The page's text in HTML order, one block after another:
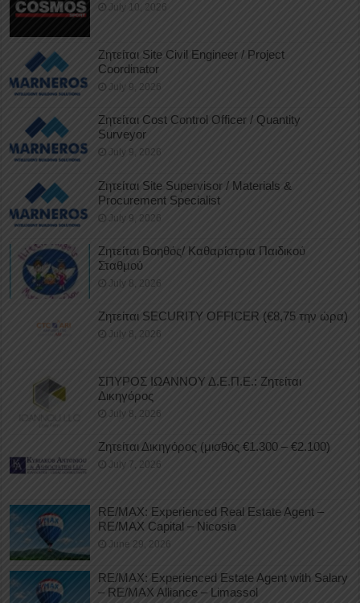
July 10, 2026
Ζητείται Site Civil Engineer / Project
Coordinator
July 9, 2026
Ζητείται Cost Control Officer / Quantity
Surveyor
July 9, 2026
Ζητείται Site Supervisor / Materials &
Procurement Specialist
July 9, 2026
Ζητείται Βοηθός/ Καθαρίστρια Παιδικού
Σταθμού
July 8, 2026
Ζητείται SECURITY OFFICER (€8,75 την ώρα)
July 8, 2026
ΣΠΥΡΟΣ ΙΩΑΝΝΟΥ Δ.Ε.Π.Ε.: Ζητείται
Δικηγόρος
July 8, 2026
Ζητείται Δικηγόρος (μισθός €1.300 – €2.100)
July 7, 2026
RE/MAX: Experienced Real Estate Agent –
RE/MAX Capital – Nicosia
June 29, 2026
RE/MAX: Experienced Estate Agent with Salary
– RE/MAX Alliance – Limassol